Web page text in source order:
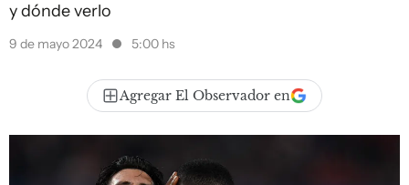
y dónde verlo
9 de mayo 2024 5:00 hs
Agregar El Observador en